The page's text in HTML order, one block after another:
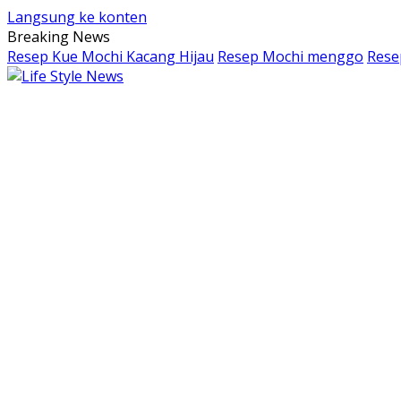
Langsung ke konten
Breaking News
Resep Kue Mochi Kacang Hijau Resep Mochi menggo